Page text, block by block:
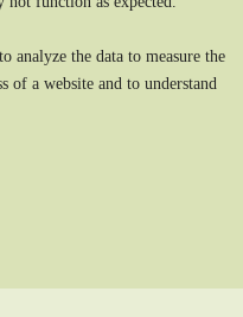
analyze the data to measure the
of a website and to understand